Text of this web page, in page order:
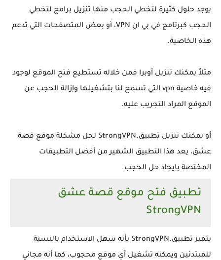
يوجد حلول كثيرة لتخطي الحجب منها تنزيل برامج لتخطي
الحجب كبرتامج في بي ان VPN، أو بعض المتصفحات التي تدعم
هذه الخاصية.
مثلاً يمكنك تنزيل أوبرا فمن خلاله تستطيع فتح الموقع لوجود
فيه خاصية vpn التي تسمح لنا بتشغيلها وإزالة الحجب عن
الموقع المراد التجريب عليه.
أو يمكنك تنزيل تطبيق.StrongVPN لحل مشكلة موقع قصة
عشق، يعد هذا التطبيق الشهير من أفضل التطبيقات
المختصة بإيجاد حل الحجب.
تطبيق فتح موقع قصة عشق
StrongVPN
يتميز تطبيق.StrongVPN بأنه سهل الاستخدام بالنسبة
للمبتدئين ويمكنه تشغيل أي موقع محجوب، كما أنه مجاني